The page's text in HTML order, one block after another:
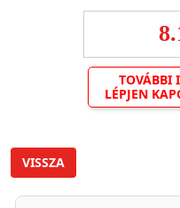
TOVÁBBI
LÉPJEN
VISSZA